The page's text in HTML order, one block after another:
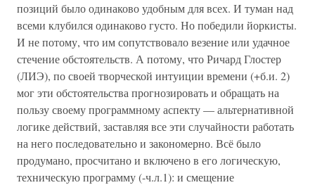
позиций было одинаково удобным для всех. И туман над
всеми клубился одинаково густо. Но победили йоркисты.
И не потому, что им сопутствовало везение или удачное
стечение обстоятельств. А потому, что Ричард Глостер
(ЛИЭ), по своей творческой интуиции времени (+б.и. 2)
мог эти обстоятельства прогнозировать и обращать на
пользу своему программному аспекту — альтернативной
логике действий, заставляя все эти случайности работать
на него последовательно и закономерно. Всё было
продумано, просчитано и включено в его логическую,
техническую программу (-ч.л.1): и смещение